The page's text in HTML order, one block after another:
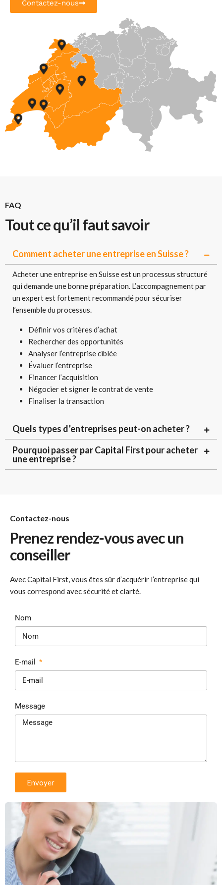
Contactez-nous
FAQ
Tout ce qu’il faut savoir
Comment acheter une entreprise en Suisse ?
Acheter une entreprise en Suisse est un processus structuré
qui demande une bonne préparation. L’accompagnement par
un expert est fortement recommandé pour sécuriser
l’ensemble du processus.
Définir vos critères d’achat
Rechercher des opportunités
Analyser l’entreprise ciblée
Évaluer l’entreprise
Financer l’acquisition
Négocier et signer le contrat de vente
Finaliser la transaction
Quels types d’entreprises peut-on acheter ?
Pourquoi passer par Capital First pour acheter
une entreprise ?
Contactez-nous
Prenez rendez-vous avec un
conseiller
Avec Capital First, vous êtes sûr d’acquérir l’entreprise qui
vous correspond avec sécurité et clarté.
Nom
E-mail
Message
Envoyer